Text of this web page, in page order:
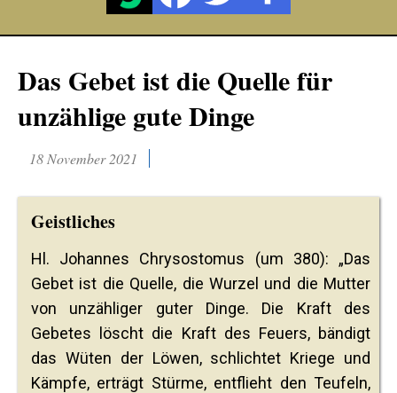
Das Gebet ist die Quelle für
unzählige gute Dinge
18 November 2021
Geistliches
Hl. Johannes Chrysostomus (um 380): „Das
Gebet ist die Quelle, die Wurzel und die Mutter
von unzähliger guter Dinge. Die Kraft des
Gebetes löscht die Kraft des Feuers, bändigt
das Wüten der Löwen, schlichtet Kriege und
Kämpfe, erträgt Stürme, entflieht den Teufeln,